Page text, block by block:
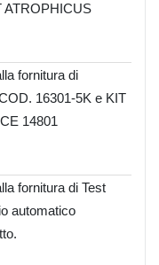
ATROPHICUS
fornitura di
16301-5K e KIT
14801
fornitura di Test
automatico